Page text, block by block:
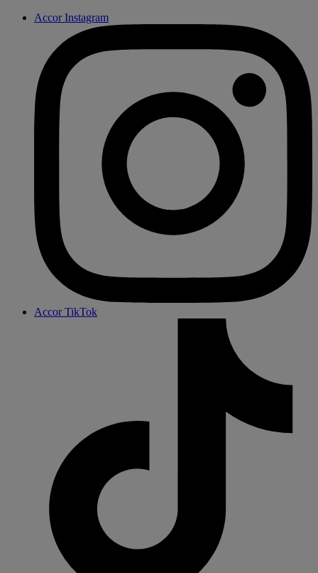
Accor Instagram
Accor TikTok